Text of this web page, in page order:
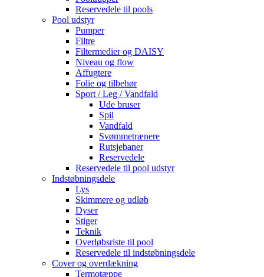
Reservedele til pools
Pool udstyr
Pumper
Filtre
Filtermedier og DAISY
Niveau og flow
Affugtere
Folie og tilbehør
Sport / Leg / Vandfald
Ude bruser
Spil
Vandfald
Svømmetrænere
Rutsjebaner
Reservedele
Reservedele til pool udstyr
Indstøbningsdele
Lys
Skimmere og udløb
Dyser
Stiger
Teknik
Overløbsriste til pool
Reservedele til indstøbningsdele
Cover og overdækning
Termotæppe